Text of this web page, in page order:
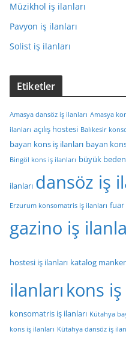
Müzikhol iş ilanları
Pavyon iş ilanları
Solist iş ilanları
Etiketler
Amasya dansöz iş ilanları Amasya
ilanları açılış hostesi Balıkesir
bayan kons iş ilanları bayan
Bingöl kons iş ilanları büyük
ilanları dansöz iş
Erzurum konsomatris iş ilanları fuar
gazino iş
hostesi iş ilanları katalog
ilanları kons iş
konsomatris iş ilanları Kütahya
kons iş ilanları Kütahya dansöz iş